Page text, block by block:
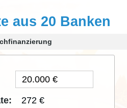
aus 20 Banken
272 €